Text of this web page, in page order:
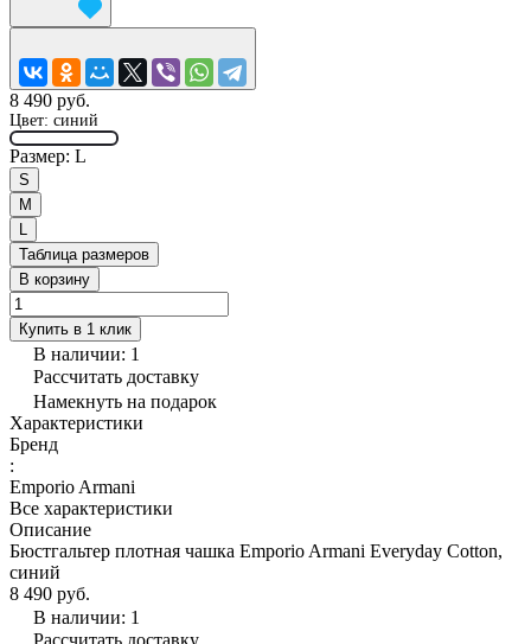
8 490 руб.
Цвет: синий
Размер: L
S
M
Таблица размеров
В корзину
Купить в 1 клик
В наличии: 1
Рассчитать доставку
Намекнуть на подарок
Характеристики
Бренд
:
Emporio Armani
Все характеристики
Описание
Бюстгальтер плотная чашка Emporio Armani Everyday Cotton,
синий
8 490 руб.
В наличии: 1
Рассчитать доставку